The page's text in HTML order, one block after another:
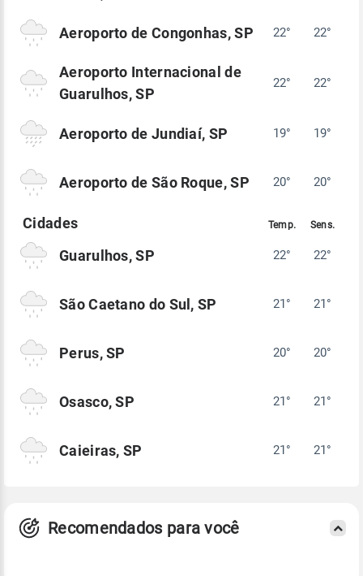
Aeroporto de Congonhas, SP 22° 22°
Aeroporto Internacional de
Guarulhos, SP
22° 22°
Aeroporto de Jundiaí, SP 19° 19°
Aeroporto de São Roque, SP 20° 20°
Guarulhos, SP 22° 22°
São Caetano do Sul, SP 21° 21°
Perus, SP 20° 20°
Osasco, SP 21° 21°
Caieiras, SP 21° 21°
Recomendados para você